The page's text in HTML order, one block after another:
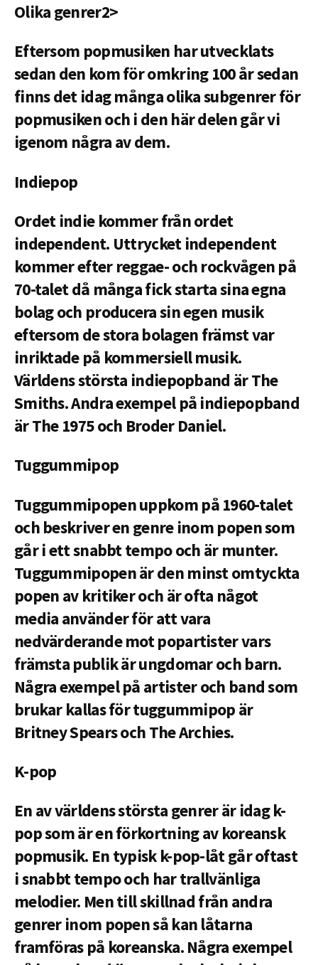
Olika genrer2>
Eftersom popmusiken har utvecklats
sedan den kom för omkring 100 år sedan
finns det idag många olika subgenrer för
popmusiken och i den här delen går vi
igenom några av dem.
Indiepop
Ordet indie kommer från ordet
independent. Uttrycket independent
kommer efter reggae- och rockvågen på
70-talet då många fick starta sina egna
bolag och producera sin egen musik
eftersom de stora bolagen främst var
inriktade på kommersiell musik.
Världens största indiepopband är The
Smiths. Andra exempel på indiepopband
är The 1975 och Broder Daniel.
Tuggummipop
Tuggummipopen uppkom på 1960-talet
och beskriver en genre inom popen som
går i ett snabbt tempo och är munter.
Tuggummipopen är den minst omtyckta
popen av kritiker och är ofta något
media använder för att vara
nedvärderande mot popartister vars
främsta publik är ungdomar och barn.
Några exempel på artister och band som
brukar kallas för tuggummipop är
Britney Spears och The Archies.
K-pop
En av världens största genrer är idag k-
pop som är en förkortning av koreansk
popmusik. En typisk k-pop-låt går oftast
i snabbt tempo och har trallvänliga
melodier. Men till skillnad från andra
genrer inom popen så kan låtarna
framföras på koreanska. Några exempel